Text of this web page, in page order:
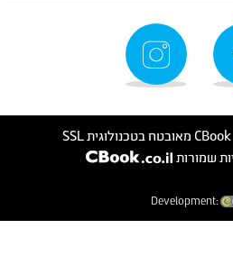
Development: